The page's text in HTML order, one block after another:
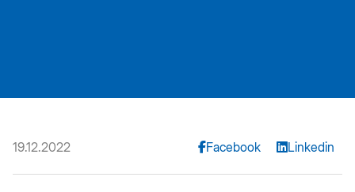
19.12.2022 Facebook Linkedin